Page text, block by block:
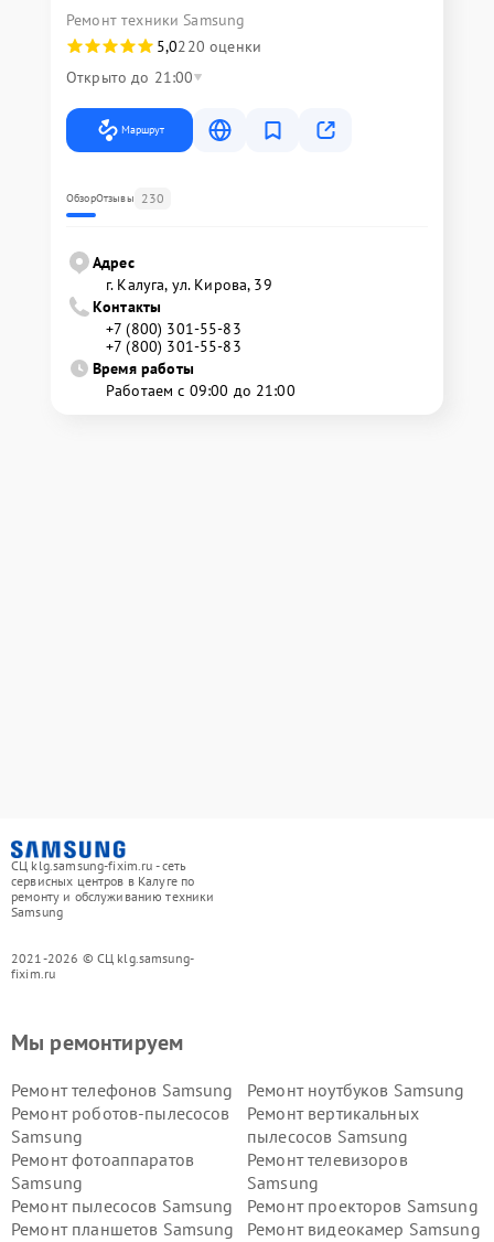
Ремонт техники Samsung
5,0220 оценки
Открыто до 21:00
Маршрут
ОбзорОтзывы 230
Адрес
г. Калуга, ул. Кирова, 39
Контакты
+7 (800) 301-55-83
+7 (800) 301-55-83
Время работы
Работаем с 09:00 до 21:00
СЦ klg.samsung-fixim.ru - сеть
сервисных центров в Калуге по
ремонту и обслуживанию техники
Samsung
2021-2026 © СЦ klg.samsung-
fixim.ru
Мы ремонтируем
Ремонт телефонов Samsung
Ремонт ноутбуков Samsung
Ремонт роботов-пылесосов
Samsung
Ремонт вертикальных
пылесосов Samsung
Ремонт фотоаппаратов
Samsung
Ремонт телевизоров
Samsung
Ремонт пылесосов Samsung
Ремонт проекторов Samsung
Ремонт планшетов Samsung
Ремонт видеокамер Samsung